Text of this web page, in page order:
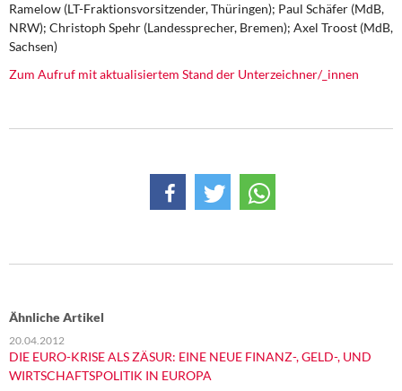
Ramelow (LT-Fraktionsvorsitzender, Thüringen); Paul Schäfer (MdB,
NRW); Christoph Spehr (Landessprecher, Bremen); Axel Troost (MdB,
Sachsen)
Zum Aufruf mit aktualisiertem Stand der Unterzeichner/_innen
Ähnliche Artikel
20.04.2012
DIE EURO-KRISE ALS ZÄSUR: EINE NEUE FINANZ-, GELD-, UND
WIRTSCHAFTSPOLITIK IN EUROPA